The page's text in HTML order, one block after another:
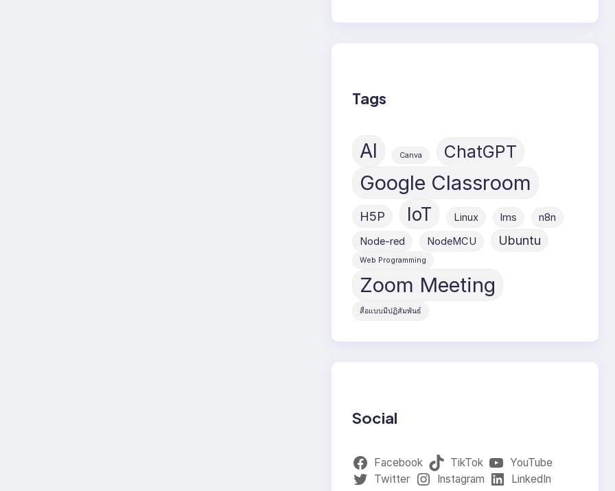
Tags
AI Canva ChatGPT
Google Classroom
H5P IoT Linux lms
n8n
Node-red
NodeMCU Ubuntu
Web Programming
Zoom Meeting
สื่อแบบมีปฏิสัมพันธ์
Social
Facebook TikTok
YouTube
Twitter
Instagram LinkedIn